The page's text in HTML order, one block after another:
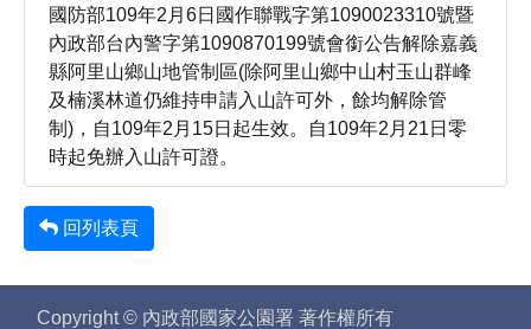
國防部109年2月6日國作聯戰字第1090023310號暨
內政部台內警字第1090870199號會銜公告解除嘉義
縣阿里山鄉山地管制區(除阿里山鄉中山村玉山群峰
及楠溪林道仍維持申請入山許可外，餘均解除管
制)，自109年2月15日起生效。自109年2月21日零
時起免辦入山許可證。
回列表頁
Copyright © 內政部國家公園署 著作權所有